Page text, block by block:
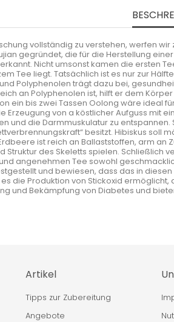
vollständig zu verstehen, werfen
gegründet, die für die Herstellung
Nicht umsonst kamen die ersten
Tee liegt. Tatsächlich ist es nur zur
Polyphenolen trägt dazu bei,
an Polyphenolen ist, hilft er dem
ein bis zwei Tassen Oolong wäre
Erzeugung von a köstlicher Aufguss mit
und die Darmmuskulatur zu
besitzt. Hibiskus
ist reich an Ballaststoffen, arm an
Struktur des Skeletts spielen.
angenehmen Tee sowohl
und bewiesen, dass das in
die Produktion von Stickoxid
und Bekämpfung von Diabetes und
Artikel
Tipps zur Zubereitung
Angebote